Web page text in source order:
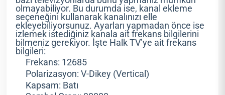
olmayabiliyor. Bu durumda ise, kanal ekleme
seçeneğini kullanarak kanalınızı elle
ekleyebiliyorsunuz. Ayarları yapmadan önce ise
izlemek istediğiniz kanala ait frekans bilgilerini
bilmeniz gerekiyor. İşte Halk TV’ye ait frekans
bilgileri:
Frekans: 12685
Polarizasyon: V-Dikey (Vertical)
Kapsam: Batı